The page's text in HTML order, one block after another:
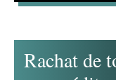
Rachat de